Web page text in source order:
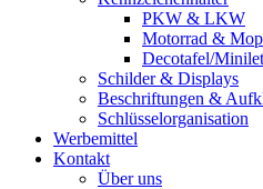
PKW & LKW
Motorrad &
Decotafel/
Schilder & Displays
Beschriftungen &
Schlüsselorganisation
Werbemittel
Kontakt
Über uns